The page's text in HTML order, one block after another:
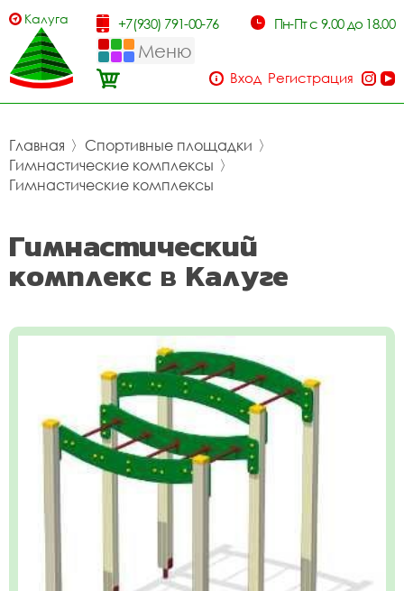
Калуга +7(930) 791-00-76 Пн-Пт с 9.00 до 18.00
Меню
Вход Регистрация
Главная 〉 Спортивные площадки 〉
Гимнастические комплексы 〉
Гимнастические комплексы
Гимнастический
комплекс в Калуге